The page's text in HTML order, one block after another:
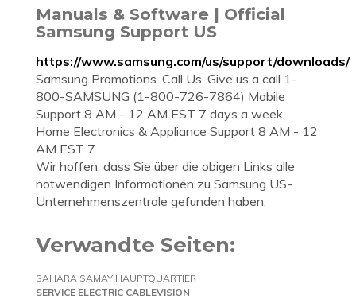
Manuals & Software | Official
Samsung Support US
https://www.samsung.com/us/support/downloads/
Samsung Promotions. Call Us. Give us a call 1-
800-SAMSUNG (1-800-726-7864) Mobile
Support 8 AM - 12 AM EST 7 days a week.
Home Electronics & Appliance Support 8 AM - 12
AM EST 7 …
Wir hoffen, dass Sie über die obigen Links alle
notwendigen Informationen zu Samsung US-
Unternehmenszentrale gefunden haben.
Verwandte Seiten:
SAHARA SAMAY HAUPTQUARTIER
SERVICE ELECTRIC CABLEVISION